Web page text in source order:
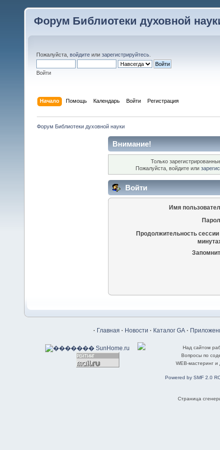
Форум Библиотеки духовной
Пожалуйста, войдите или зарегистрируйтесь
Войти
Начало Помощь Календарь Войти Регистрация
Форум Библиотеки духовной науки
Внимание!
Только
Пожалуйста, войдите или
Войти
Имя
Продолжительность сессии
· Главная · Новости · Каталог GA ·
Над сайтом
Вопросы по
WEB-мастеринг
Powered by SMF 2.0
Страница